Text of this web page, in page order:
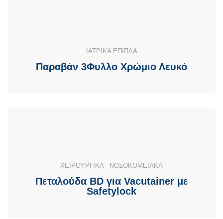
ΙΑΤΡΙΚΑ ΕΠΙΠΛΑ
Παραβάν 3Φυλλο Χρώμιο Λευκό
ΧΕΙΡΟΥΡΓΙΚΑ - ΝΟΣΟΚΟΜΕΙΑΚΑ
Πεταλούδα BD για Vacutainer με
Safetylock